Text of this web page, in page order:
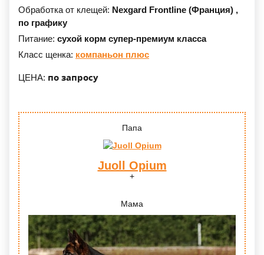
Обработка от клещей: Nexgard Frontline (Франция) ,
по графику
Питание: сухой корм супер-премиум класса
Класс щенка: компаньон плюс
ЦЕНА: по запросу
Папа
Juoll Opium
Мама